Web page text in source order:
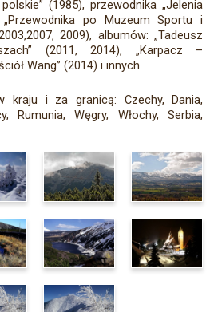
(1985), przewodnika „Jelenia
po Muzeum Sportu i
2009), albumów: „Tadeusz
(2011, 2014), „Karpacz –
Wang” (2014) i innych.
kraju i za granicą: Czechy, Dania,
Rumunia, Węgry, Włochy, Serbia,